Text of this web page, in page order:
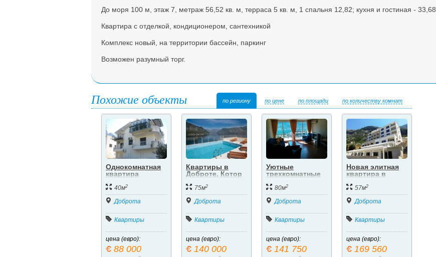
До моря 100 м, этаж 7, метраж 56,52 кв. м, терраса 5 кв. м, 1 спальня 12,82; кухня и гостиная - 33,68
Квартира с отделкой, кондиционером, сантехникой
Комплекс новый, на территории бассейн, паркинг
Возможен разумный торг.
Похожие объекты по региону по цене по площади по количеству комнат
Однокомнатная
квартира
40м2
Доброта
Квартиры
цена (евро):
88 000
Квартиры в
Доброте, Котор
75м2
Доброта
Квартиры
цена (евро):
140 000
Уютные
трехкомнатные
Доброте
80м2
Доброта
Квартиры
цена (евро):
141 750
Новая элитная
квартира в
Котроский
залив.
57м2
Доброта
Квартиры
цена (евро):
169 560